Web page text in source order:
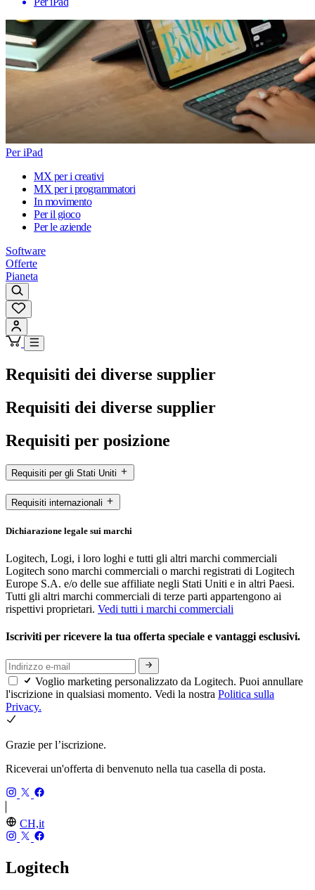
Per iPad
MX per i creativi
MX per i programmatori
In movimento
Per il gioco
Per le aziende
Software
Offerte
Pianeta
Requisiti dei diverse supplier
Requisiti dei diverse supplier
Requisiti per posizione
Requisiti per gli Stati Uniti
Requisiti internazionali
Dichiarazione legale sui marchi
Logitech, Logi, i loro loghi e tutti gli altri marchi commerciali
Logitech sono marchi commerciali o marchi registrati di Logitech
Europe S.A. e/o delle sue affiliate negli Stati Uniti e in altri Paesi.
Tutti gli altri marchi commerciali di terze parti appartengono ai
rispettivi proprietari. Vedi tutti i marchi commerciali
Iscriviti per ricevere la tua offerta speciale e vantaggi esclusivi.
Voglio marketing personalizzato da Logitech. Puoi annullare
l'iscrizione in qualsiasi momento. Vedi la nostra Politica sulla
Privacy.
Grazie per l’iscrizione.
Riceverai un'offerta di benvenuto nella tua casella di posta.
CH,it
Logitech